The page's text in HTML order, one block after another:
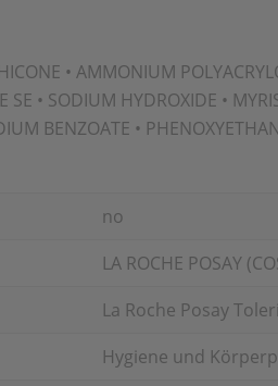
• AMMONIUM
• SODIUM HYDROXIDE •
BENZOATE •
no
LA ROCHE POSAY
La Roche Posay
Hygiene und